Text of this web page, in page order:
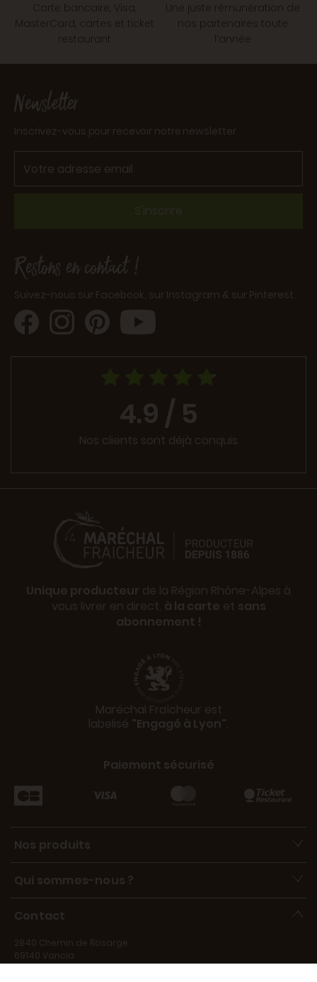
Carte bancaire, Visa,
MasterCard, cartes et ticket
restaurant
Une juste rémunération de
nos partenaires toute
l’année
Newsletter
Inscrivez-vous pour recevoir notre newsletter
S'inscrire
Restons en contact !
Suivez-nous sur Facebook, sur Instagram & sur Pinterest.
4.9 / 5
Nos clients sont déjà conquis
Unique producteur de la Région Rhône-Alpes à
vous livrer en direct, à la carte et sans
abonnement !
Maréchal Fraîcheur est
labelisé "Engagé à Lyon".
Paiement sécurisé
Nos produits
Qui sommes-nous ?
Contact
2840 Chemin de Rosarge
69140 Vancia